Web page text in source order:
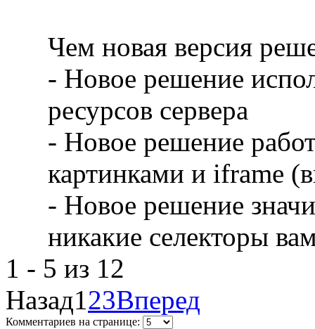
Чем новая версия
- Новое решение
ресурсов сервера
- Новое решение
картинками и iframe
- Новое решение
никакие селекторы
1 - 5 из 12
Назад123Вперед
Комментариев на странице: